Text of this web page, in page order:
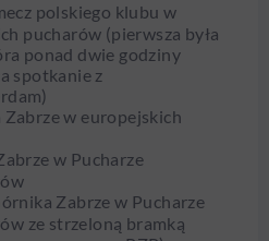
polskiego klubu w
pucharów (pierwsza była
ponad dwie godziny
spotkanie z
w europejskich
w Pucharze
Zabrze w Pucharze
ze strzeloną bramką